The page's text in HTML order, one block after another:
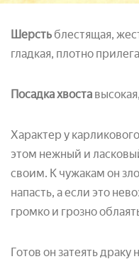
Шерсть блестящая,
гладкая, плотно
Посадка хвоста
Характер у
этом нежный и
своим. К чужакам он
напасть, а если это
громко и грозно
Готов он затеять